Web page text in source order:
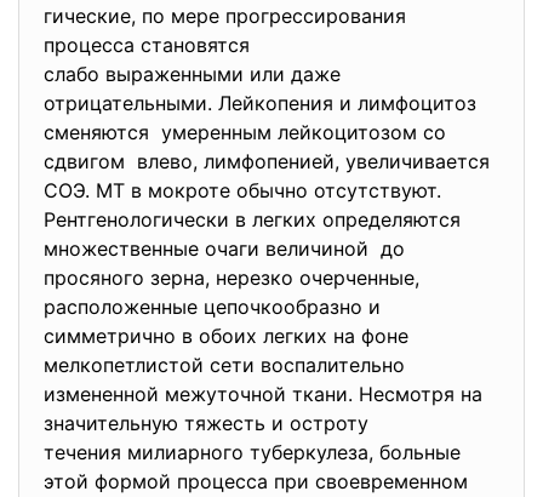
гические, по мере прогрессирования
процесса становятся
слабо выраженными или даже
отрицательными. Лейкопения и лимфоцитоз
сменяются умеренным лейкоцитозом со
сдвигом влево, лимфопенией, увеличивается
СОЭ. МТ в мокроте обычно отсутствуют.
Рентгенологически в легких определяются
множественные очаги величиной до
просяного зерна, нерезко очерченные,
расположенные цепочкообразно и
симметрично в обоих легких на фоне
мелкопетлистой сети воспалительно
измененной межуточной ткани. Несмотря на
значительную тяжесть и остроту
течения милиарного туберкулеза, больные
этой формой процесса при своевременном